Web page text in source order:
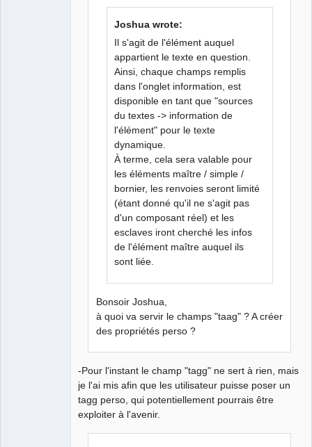
Joshua wrote:
Il s'agit de l'élément auquel
appartient le texte en question.
Ainsi, chaque champs remplis
dans l'onglet information, est
disponible en tant que "sources
du textes -> information de
l'élément" pour le texte
dynamique.
À terme, cela sera valable pour
les éléments maître / simple /
bornier, les renvoies seront limité
(étant donné qu'il ne s'agit pas
d'un composant réel) et les
esclaves iront cherché les infos
de l'élément maître auquel ils
sont liée.
Bonsoir Joshua,
à quoi va servir le champs "taag" ? A créer
des propriétés perso ?
-Pour l'instant le champ "tagg" ne sert à rien, mais
je l'ai mis afin que les utilisateur puisse poser un
tagg perso, qui potentiellement pourrais être
exploiter à l'avenir.